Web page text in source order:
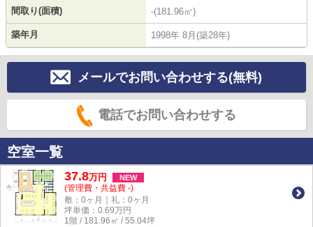
間取り(面積) -(181.96㎡)
築年月 1998年 8月(築28年)
メールでお問い合わせする(無料)
電話でお問い合わせする
空室一覧
37.8万円 NEW
(管理費・共益費 -)
敷：0ヶ月｜礼：0ヶ月
坪単価： 0.69万円
1階 / 181.96㎡ / 55.04坪